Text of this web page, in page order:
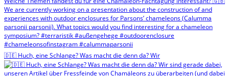
🇩🇪 Huch, eine Schlange? Was macht die denn da? Wir